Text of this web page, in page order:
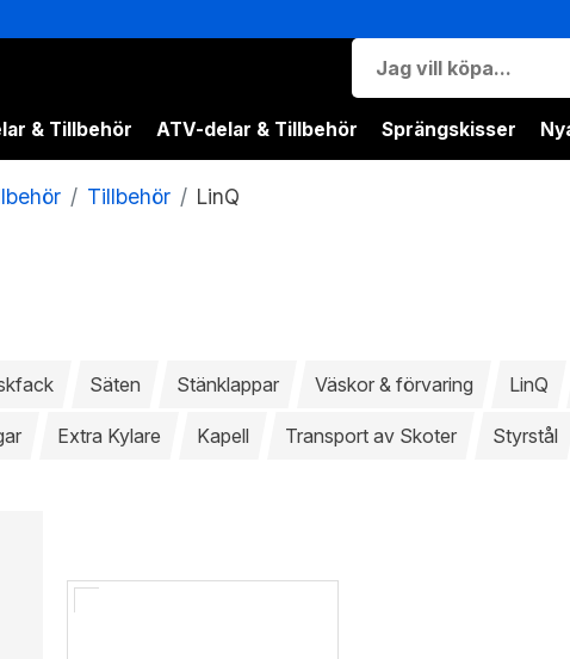
& Tillbehör ATV-delar & Tillbehör Sprängskisser
Tillbehör LinQ
Säten Stänklappar Väskor & förvaring LinQ
Extra Kylare Kapell Transport av Skoter Styrstål